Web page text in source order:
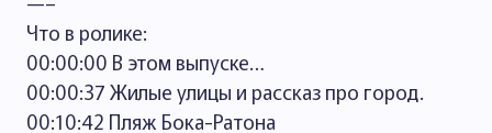
Что в ролике:
00:00:00 В этом выпуске…
00:00:37 Жилые улицы и рассказ про город.
00:10:42 Пляж Бока-Ратона